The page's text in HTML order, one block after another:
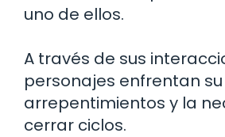
uno de ellos.
A través de sus
personajes enfrentan
arrepentimientos y la
cerrar ciclos.